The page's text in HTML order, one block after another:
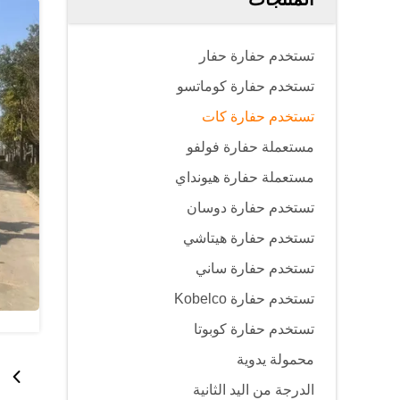
تستخدم حفارة حفار
تستخدم حفارة كوماتسو
تستخدم حفارة كات
مستعملة حفارة فولفو
مستعملة حفارة هيونداي
تستخدم حفارة دوسان
تستخدم حفارة هيتاشي
تستخدم حفارة ساني
تستخدم حفارة Kobelco
تستخدم حفارة كوبوتا
محمولة يدوية
الدرجة من اليد الثانية